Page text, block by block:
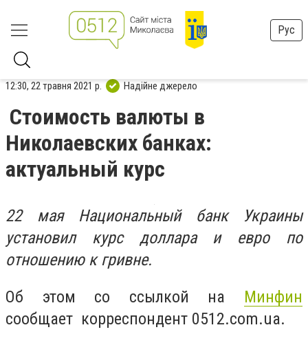
Рус
12:30, 22 травня 2021 р. Надійне джерело
Стоимость валюты в
Николаевских банках:
актуальный курс
22 мая Национальный банк Украины
установил курс доллара и евро по
отношению к гривне.
Об этом со ссылкой на Минфин
сообщает корреспондент 0512.com.ua.